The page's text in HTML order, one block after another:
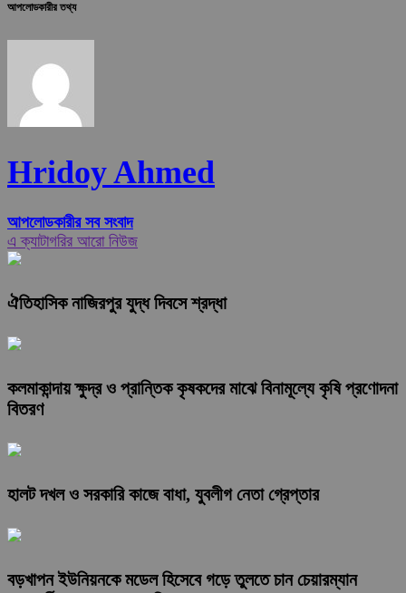
আপলোডকারীর তথ্য
Hridoy Ahmed
আপলোডকারীর সব সংবাদ
এ ক্যাটাগরির আরো নিউজ
ঐতিহাসিক নাজিরপুর যুদ্ধ দিবসে শ্রদ্ধা
কলমাকান্দায় ক্ষুদ্র ও প্রান্তিক কৃষকদের মাঝে বিনামূল্যে কৃষি প্রণোদনা
বিতরণ
হালট দখল ও সরকারি কাজে বাধা, যুবলীগ নেতা গ্রেপ্তার
বড়খাপন ইউনিয়নকে মডেল হিসেবে গড়ে তুলতে চান চেয়ারম্যান